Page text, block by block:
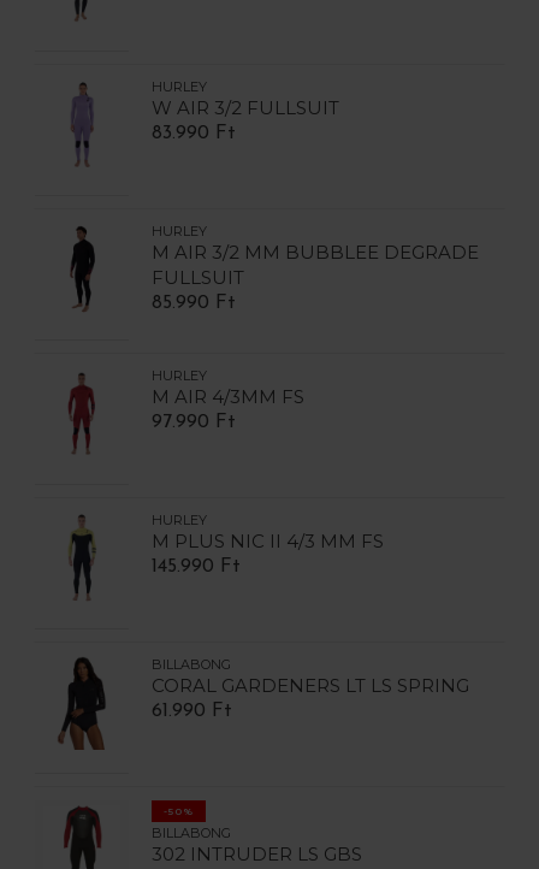
HURLEY
W AIR 3/2 FULLSUIT
83.990 Ft
HURLEY
M AIR 3/2 MM BUBBLEE DEGRADE
FULLSUIT
85.990 Ft
HURLEY
M AIR 4/3MM FS
97.990 Ft
HURLEY
M PLUS NIC II 4/3 MM FS
145.990 Ft
BILLABONG
CORAL GARDENERS LT LS SPRING
61.990 Ft
-50%
BILLABONG
302 INTRUDER LS GBS